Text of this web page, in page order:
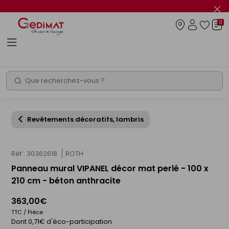
le
info
Rechercher
0
Revêtements décoratifs, lambris
Réf : 30362618 ROTH
Panneau mural VIPANEL décor mat perlé - 100 x
210 cm - béton anthracite
363,00€
TTC / Pièce
Dont 0,71€ d'éco-participation